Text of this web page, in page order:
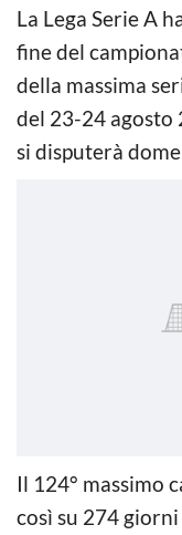
La Lega Serie A
fine del
della massima
del 23-24 agosto
si disputerà
Il 124° massimo
così su 274